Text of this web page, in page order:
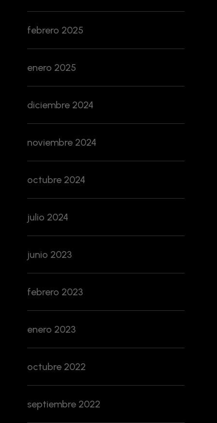
febrero 2025
enero 2025
diciembre 2024
noviembre 2024
octubre 2024
julio 2024
junio 2023
febrero 2023
enero 2023
octubre 2022
septiembre 2022